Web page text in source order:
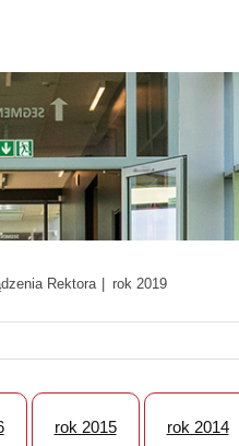
Rektora rok 2019
rok 2015 rok 2014